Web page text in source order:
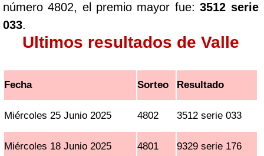
número 4802, el premio mayor fue:3512 serie
033.
Ultimos resultados de Valle
Fecha Sorteo Resultado
Miércoles 25 Junio 2025 4802 3512 serie 033
Miércoles 18 Junio 2025 4801 9329 serie 176